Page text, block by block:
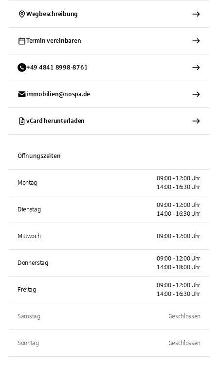
Wegbeschreibung
Termin vereinbaren
+49 4841 8998-8761
immobilien@nospa.de
vCard herunterladen
Öffnungszeiten
Montag
09:00 - 12:00 Uhr
14:00 - 16:30 Uhr
Dienstag
09:00 - 12:00 Uhr
14:00 - 16:30 Uhr
Mittwoch 09:00 - 12:00 Uhr
Donnerstag
09:00 - 12:00 Uhr
14:00 - 18:00 Uhr
Freitag
09:00 - 12:00 Uhr
14:00 - 16:30 Uhr
Samstag Geschlossen
Sonntag Geschlossen